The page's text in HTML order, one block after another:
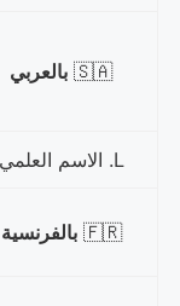
🇸🇦 بالعربي
L. الاسم العلمي
🇫🇷 بالفرنسية